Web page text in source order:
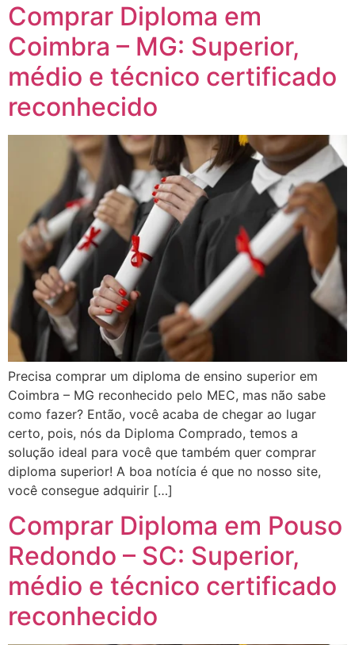
Comprar Diploma em
Coimbra – MG: Superior,
médio e técnico certificado
reconhecido
Precisa comprar um diploma de ensino superior em
Coimbra – MG reconhecido pelo MEC, mas não sabe
como fazer? Então, você acaba de chegar ao lugar
certo, pois, nós da Diploma Comprado, temos a
solução ideal para você que também quer comprar
diploma superior! A boa notícia é que no nosso site,
você consegue adquirir […]
Comprar Diploma em Pouso
Redondo – SC: Superior,
médio e técnico certificado
reconhecido